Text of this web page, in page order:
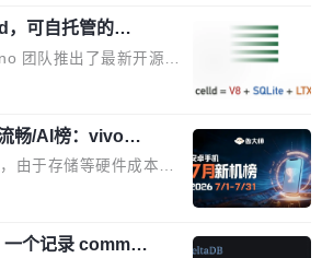
的默认模式、浅
产生大量无意义的组
了、全 null 了。要知道
你得靠"文档、校验、或
。Rust 的 enum，两个
Kenton Varda 在 Twitte
天我们发布了 Cloudfla
聊天机器人，跟其他所
不过，实际上它不一
的重制版，我十年前的
，这次它构建在 Cloudf
了九年时间搭建的平台
这基本上是我十年秘密
Ken...
，可自托管的分
团队推出了最新开源项
机器上运行 Cloudflare
的守护进程。 设
是一个独立的 SQLite
制到你自己的 S3 兼容
过这个存储库协调——
按分片构建，单个数据
畅/AI榜：vivo夺
星Galaxy Z系列
由于存储等硬件成本暴
好过啊，新机速度明显
Z Fold8 Ultra / Z
个记录 commit